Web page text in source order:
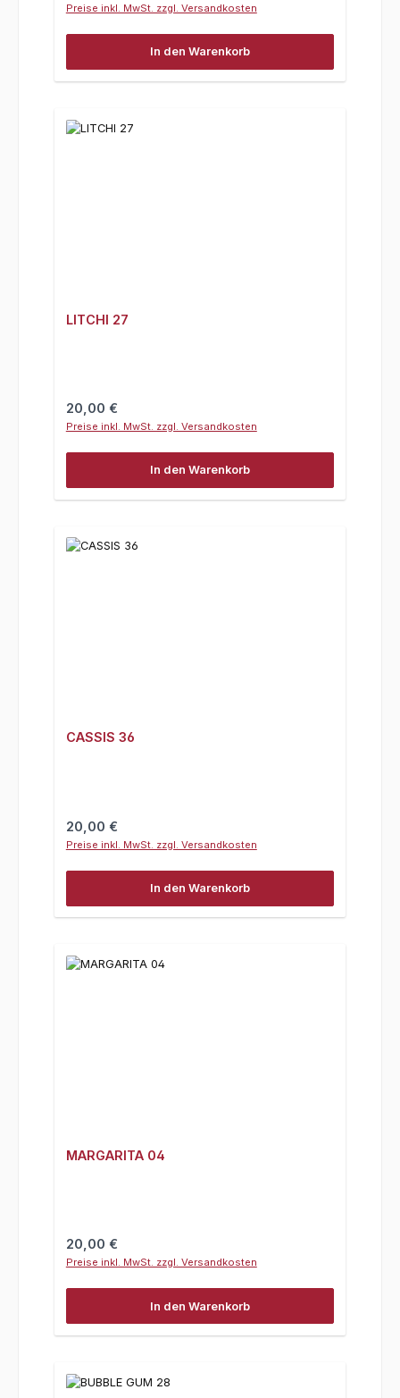
Preise inkl. MwSt. zzgl. Versandkosten
In den Warenkorb
LITCHI 27
Regulärer Preis:
20,00 €
Preise inkl. MwSt. zzgl. Versandkosten
In den Warenkorb
CASSIS 36
Regulärer Preis:
20,00 €
Preise inkl. MwSt. zzgl. Versandkosten
In den Warenkorb
MARGARITA 04
Regulärer Preis:
20,00 €
Preise inkl. MwSt. zzgl. Versandkosten
In den Warenkorb